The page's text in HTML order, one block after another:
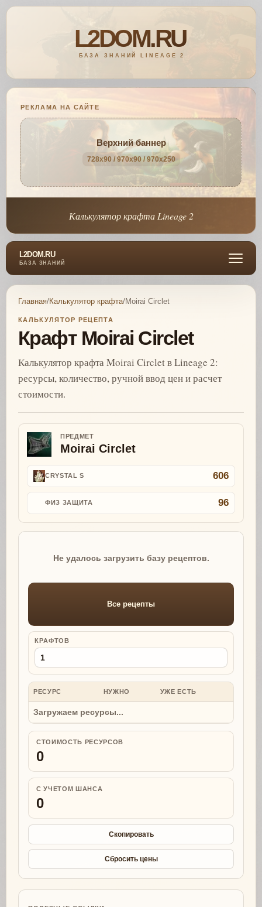
РЕКЛАМА НА САЙТЕ
Верхний баннер
728x90 / 970x90 / 970x250
Калькулятор крафта Lineage 2
L2DOM.RU
БАЗА ЗНАНИЙ
Главная/Калькулятор крафта/Moirai Circlet
КАЛЬКУЛЯТОР РЕЦЕПТА
Крафт Moirai Circlet
Калькулятор крафта Moirai Circlet в Lineage 2:
ресурсы, количество, ручной ввод цен и расчет
стоимости.
ПРЕДМЕТ
Moirai Circlet
CRYSTAL S 606
ФИЗ ЗАЩИТА 96
Не удалось загрузить базу рецептов.
Все рецепты
КРАФТОВ
РЕСУРС НУЖНО УЖЕ ЕСТЬ
Загружаем ресурсы...
СТОИМОСТЬ РЕСУРСОВ
0
С УЧЕТОМ ШАНСА
0
Скопировать
Сбросить цены